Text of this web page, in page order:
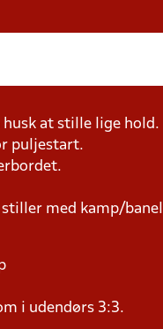
husk at stille lige hold.
puljestart.
med kamp/
i udendørs 3:3.